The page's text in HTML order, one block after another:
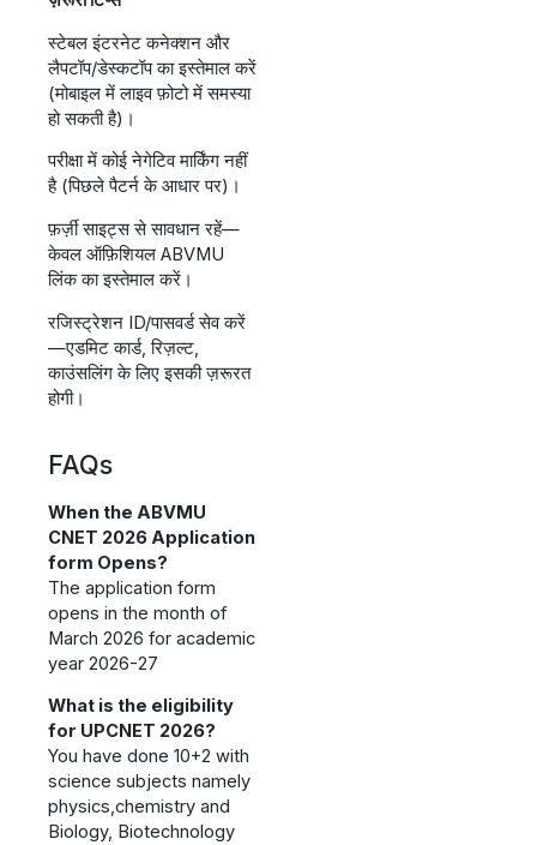
स्टेबल इंटरनेट कनेक्शन और
लैपटॉप/डेस्कटॉप का इस्तेमाल करें
(मोबाइल में लाइव फ़ोटो में समस्या
हो सकती है)।
परीक्षा में कोई नेगेटिव मार्किंग नहीं
है (पिछले पैटर्न के आधार पर)।
फ़र्ज़ी साइट्स से सावधान रहें—
केवल ऑफ़िशियल ABVMU
लिंक का इस्तेमाल करें।
रजिस्ट्रेशन ID/पासवर्ड सेव करें
—एडमिट कार्ड, रिज़ल्ट,
काउंसलिंग के लिए इसकी ज़रूरत
होगी।
FAQs
When the ABVMU
CNET 2026 Application
form Opens?
The application form
opens in the month of
March 2026 for academic
year 2026-27
What is the eligibility
for UPCNET 2026?
You have done 10+2 with
science subjects namely
physics,chemistry and
Biology, Biotechnology